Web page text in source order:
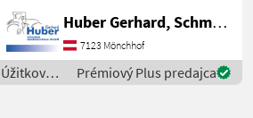
***Neumaschine*** - Motor
ROTAX V2,
flüssigkeitsgekühlt, 92 PS -
Zuschaltbarer AWD mit Diff-
Lock - 3
Huber Gerhard, Schmiede und Landmaschinen GmbH.
7123 Mönchhof
Úžitkové
vozidlá /
Prémiový Plus predajca